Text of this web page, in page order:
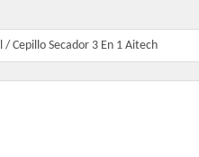
/ Cepillo Secador 3 En 1 Aitech